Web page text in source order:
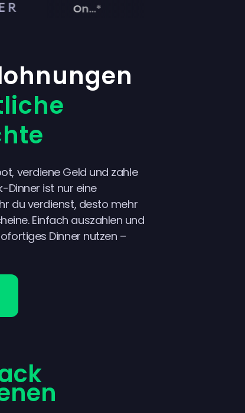
On...*
verdiene Geld und zahle
Dinner ist nur eine
du verdienst, desto mehr
Einfach auszahlen und
Dinner nutzen –